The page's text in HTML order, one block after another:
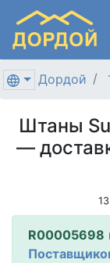
Дордой
Штаны
—
R00005698